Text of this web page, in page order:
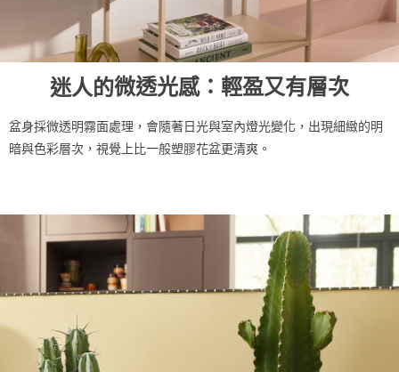
迷人的微透光感：輕盈又有層次
盆身採微透明霧面處理，會隨著日光與室內燈光變化，出現細緻的明
暗與色彩層次， 視覺上比一般塑膠花盆更清爽。